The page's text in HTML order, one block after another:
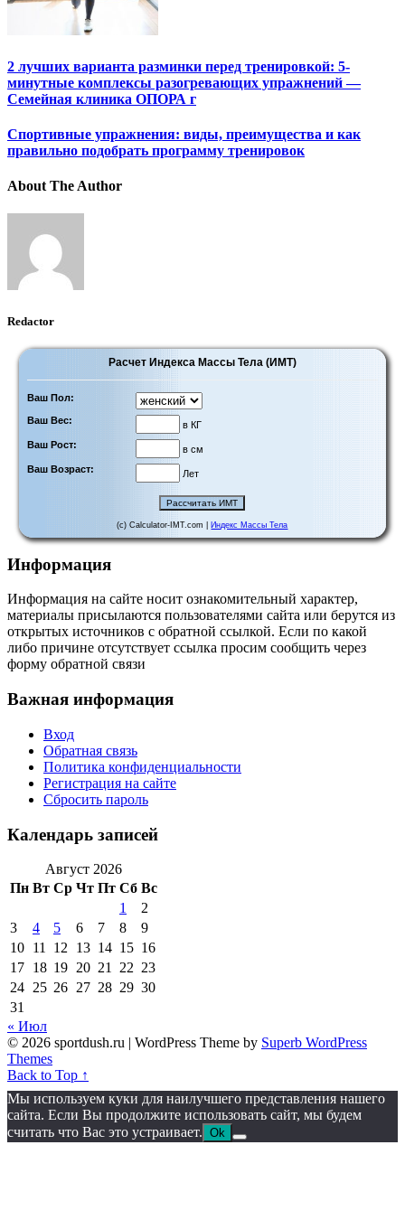
2 лучших варианта разминки перед тренировкой: 5-
минутные комплексы разогревающих упражнений —
Семейная клиника ОПОРА г
Спортивные упражнения: виды, преимущества и как
правильно подобрать программу тренировок
About The Author
Redactor
Расчет Индекса Массы Тела (ИМТ)
Ваш Пол:
Ваш Вес:
в КГ
Ваш Рост:
в см
Ваш Возраст:
Лет
(c) Calculator-IMT.com | Индекс Массы Тела
Информация
Информация на сайте носит ознакомительный характер,
материалы присылаются пользователями сайта или берутся из
открытых источников с обратной ссылкой. Если по какой
либо причине отсутствует ссылка просим сообщить через
форму обратной связи
Важная информация
Вход
Обратная связь
Политика конфиденциальности
Регистрация на сайте
Сбросить пароль
Календарь записей
Август 2026
Пн Вт Ср Чт Пт Сб Вс
1
2
3
4 5 6 7 8
9
10 11 12 13 14 15 16
17 18 19 20 21 22 23
24 25 26 27 28 29 30
31
« Июл
© 2026 sportdush.ru | WordPress Theme by Superb WordPress
Themes
Back to Top ↑
Мы используем куки для наилучшего представления нашего
сайта. Если Вы продолжите использовать сайт, мы будем
считать что Вас это устраивает. Ok